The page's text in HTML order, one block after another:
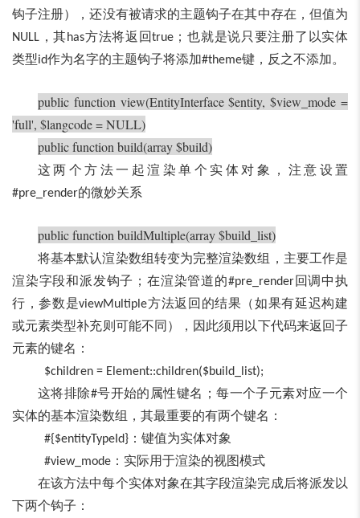
钩子注册），还没有被请求的主题钩子在其中存在，但值为
NULL ，其has方法将返回true ；也就是说只要注册了以实体
类型id作为名字的主题钩子将添加#theme键，反之不添加。
public function view(EntityInterface $entity, $view_mode =
'full', $langcode = NULL)
public function build(array $build)
这两个方法一起渲染单个实体对象，注意设置
#pre_render的微妙关系
public function buildMultiple(array $build_list)
将基本默认渲染数组转变为完整渲染数组，主要工作是
渲染字段和派发钩子；在渲染管道的#pre_render回调中执
行，参数是viewMultiple方法返回的结果（如果有延迟构建
或元素类型补充则可能不同），因此须用以下代码来返回子
元素的键名：
$children = Element::children($build_list);
这将排除#号开始的属性键名；每一个子元素对应一个
实体的基本渲染数组，其最重要的有两个键名：
#{$entityTypeId} ：键值为实体对象
#view_mode ：实际用于渲染的视图模式
在该方法中每个实体对象在其字段渲染完成后将派发以
下两个钩子：